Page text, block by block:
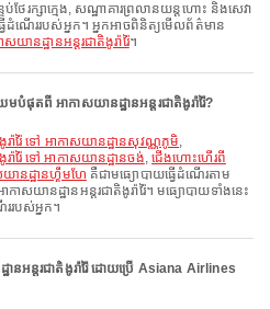
ើដំណើររបស់អ្នក។ អ្នកអាចពិនិត្យមើលព័ត៌មាន
សយានដ្ឋានអន្តរជាតិងូរ៉ារ៉ៃ។
បំផុតពី អាកាសយានដ្ឋានអន្តរជាតិងូរ៉ារ៉ៃ?
រ៉ារ៉ៃ ទៅ អាកាសយានដ្ឋានសុវណ្ណភូមិ,
ារ៉ៃ ទៅ អាកាសយានដ្ឋានចង់,ជើងហោះហើរពី
យានដ្ឋានហ្គីមហែ គឺជាមធ្យោបាយធ្វើដំណើរតាម
យានដ្ឋានអន្តរជាតិងូរ៉ារ៉ៃ។ មធ្យោបាយទាំងនេះ
ររបស់អ្នក។
អន្តរជាតិងូរ៉ារ៉ៃ ដោយប្រើ Asiana Airlines